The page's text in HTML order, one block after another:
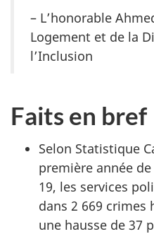
– L’honorable
Logement et de la
l’Inclusion
Faits en bref
Selon Statistique
première année
19, les services
dans 2 669 crimes
une hausse de 37